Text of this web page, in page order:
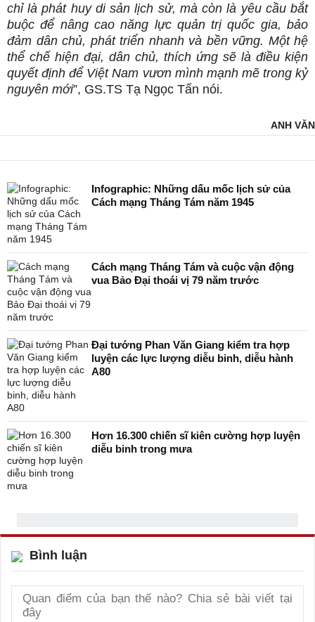
chỉ là phát huy di sản lịch sử, mà còn là yêu cầu bắt
buộc để nâng cao năng lực quản trị quốc gia, bảo
đảm dân chủ, phát triển nhanh và bền vững. Một hệ
thể chế hiện đại, dân chủ, thích ứng sẽ là điều kiện
quyết định để Việt Nam vươn mình mạnh mẽ trong kỷ
nguyên mới”, GS.TS Tạ Ngọc Tấn nói.
ANH VĂN
Infographic: Những dấu mốc lịch sử của
Cách mạng Tháng Tám năm 1945
Cách mạng Tháng Tám và cuộc vận động
vua Bảo Đại thoái vị 79 năm trước
Đại tướng Phan Văn Giang kiểm tra hợp
luyện các lực lượng diễu binh, diễu hành
A80
Hơn 16.300 chiến sĩ kiên cường hợp luyện
diễu binh trong mưa
Bình luận